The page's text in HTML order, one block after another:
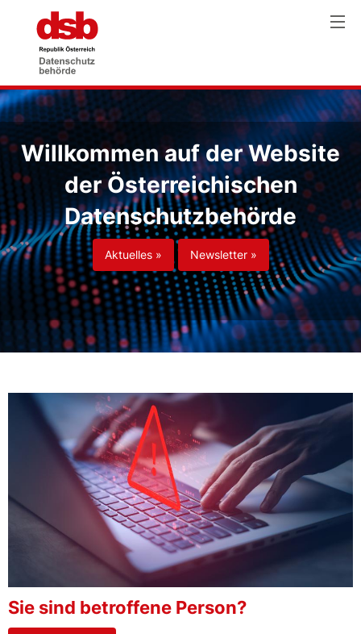
Willkommen auf der Website
der Österreichischen
Datenschutzbehörde
Aktuelles » Newsletter »
Sie sind betroffene Person?